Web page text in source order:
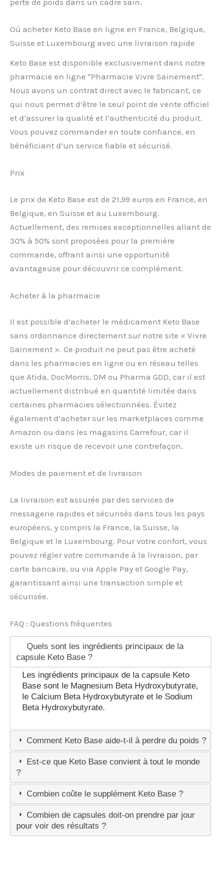
Où acheter Keto Base en ligne en France, Belgique,
Suisse et Luxembourg avec une livraison rapide
Keto Base est disponible exclusivement dans notre
pharmacie en ligne "Pharmacie Vivre Sainement".
Nous avons un contrat direct avec le fabricant, ce
qui nous permet d’être le seul point de vente officiel
et d’assurer la qualité et l’authenticité du produit.
Vous pouvez commander en toute confiance, en
bénéficiant d’un service fiable et sécurisé.
Prix
Le prix de Keto Base est de 21,99 euros en France, en
Belgique, en Suisse et au Luxembourg.
Actuellement, des remises exceptionnelles allant de
30% à 50% sont proposées pour la première
commande, offrant ainsi une opportunité
avantageuse pour découvrir ce complément.
Acheter à la pharmacie
Il est possible d’acheter le médicament Keto Base
sans ordonnance directement sur notre site « Vivre
Sainement ». Ce produit ne peut pas être acheté
dans les pharmacies en ligne ou en réseau telles
que Atida, DocMorris, DM ou Pharma GDD, car il est
actuellement distribué en quantité limitée dans
certaines pharmacies sélectionnées. Évitez
également d’acheter sur les marketplaces comme
Amazon ou dans les magasins Carrefour, car il
existe un risque de recevoir une contrefaçon.
Modes de paiement et de livraison
La livraison est assurée par des services de
messagerie rapides et sécurisés dans tous les pays
européens, y compris la France, la Suisse, la
Belgique et le Luxembourg. Pour votre confort, vous
pouvez régler votre commande à la livraison, par
carte bancaire, ou via Apple Pay et Google Pay,
garantissant ainsi une transaction simple et
sécurisée.
FAQ : Questions fréquentes
Quels sont les ingrédients principaux de la
capsule Keto Base ?
Les ingrédients principaux de la capsule Keto
Base sont le Magnesium Beta Hydroxybutyrate,
le Calcium Beta Hydroxybutyrate et le Sodium
Beta Hydroxybutyrate.
Comment Keto Base aide-t-il à perdre du poids ?
Est-ce que Keto Base convient à tout le monde
?
Combien coûte le supplément Keto Base ?
Combien de capsules doit-on prendre par jour
pour voir des résultats ?